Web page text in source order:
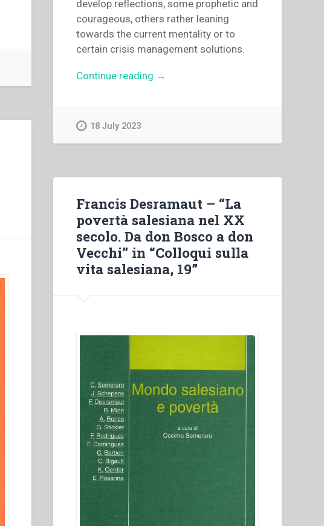
develop reflections, some prophetic and
courageous, others rather leaning
towards the current mentality or to
certain crisis management solutions.
Continue reading “Michal
Bosco:
the
first
generation
up
to
Young
2018)”
→
18 July 2023
Francis Desramaut – “La
povertà salesiana nel XX
secolo. Da don Bosco a don
Vecchi” in “Colloqui sulla
vita salesiana, 19”